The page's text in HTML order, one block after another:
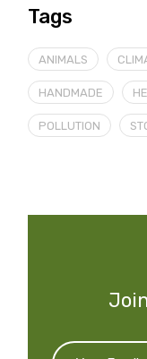
Tags
ANIMALS
HANDMADE
POLLUTION